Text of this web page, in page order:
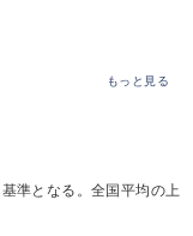
もっと見る
準となる。全国平均の上